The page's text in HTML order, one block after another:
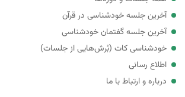
آخرین جلسه خودشناسی در قرآن
آخرین جلسه گفتمان خودشناسی
خودشناسی کات (بُرش‌هایی از جلسات)
اطلاع رسانی
درباره و ارتباط با ما